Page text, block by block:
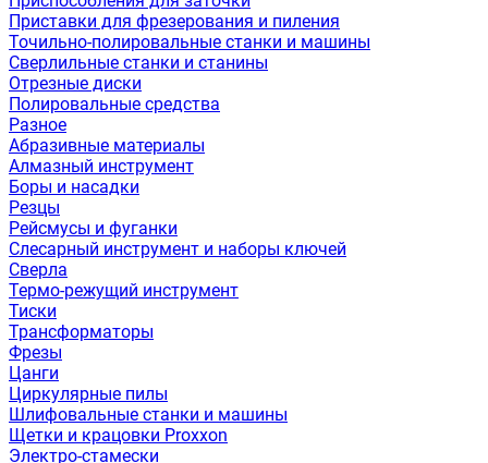
Приставки для фрезерования и пиления
Точильно-полировальные станки и машины
Сверлильные станки и станины
Отрезные диски
Полировальные средства
Разное
Абразивные материалы
Алмазный инструмент
Боры и насадки
Резцы
Рейсмусы и фуганки
Слесарный инструмент и наборы ключей
Сверла
Термо-режущий инструмент
Тиски
Трансформаторы
Фрезы
Цанги
Циркулярные пилы
Шлифовальные станки и машины
Щетки и крацовки Proxxon
Электро-стамески